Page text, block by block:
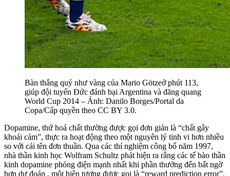
Bàn thắng quý như vàng của Mario Götzeở phút 113,
giúp đội tuyển Đức đánh bại Argentina và đăng quang
World Cup 2014 – Ảnh: Danilo Borges/Portal da
Copa/Cấp quyền theo CC BY 3.0.
Dopamine, thứ hoá chất thường được gọi đơn giản là “chất gây
khoái cảm”, thực ra hoạt động theo một nguyên lý tinh vi hơn nhiều
so với cái tên đơn thuần. Qua các thí nghiệm công bố năm 1997,
nhà thần kinh học Wolfram Schultz phát hiện ra rằng các tế bào thần
kinh dopamine phóng điện mạnh nhất khi phần thưởng đến bất ngờ
hơn dự đoán , một hiện tượng được gọi là “reward prediction error”,